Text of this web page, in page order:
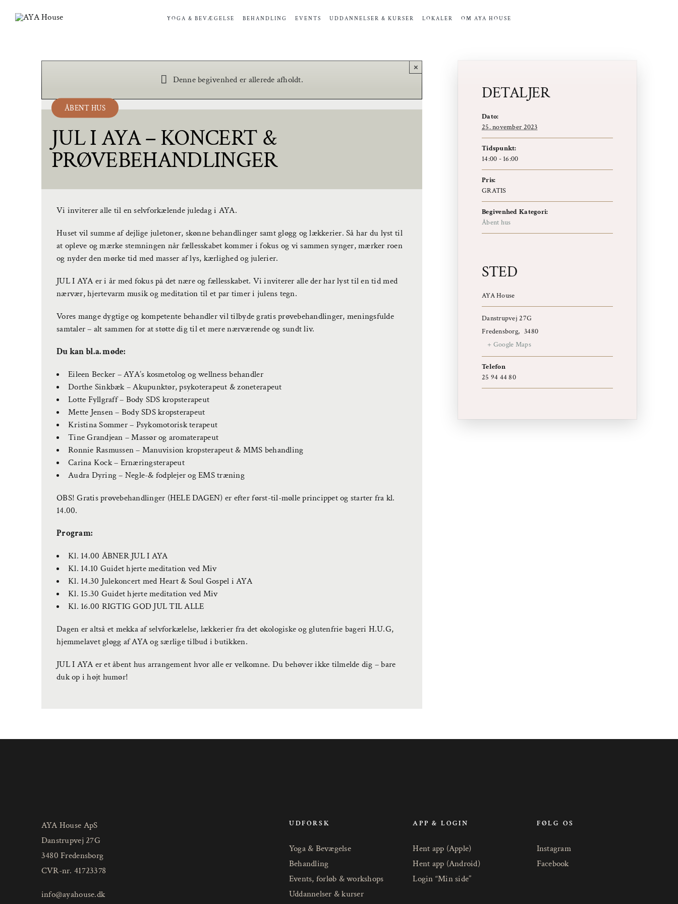
YOGA & BEVÆGELSE BEHANDLING EVENTS UDDANNELSER & KURSER LOKALER OM AYA HOUSE
Denne begivenhed er allerede afholdt.
×
ÅBENT HUS
JUL I AYA – KONCERT &
PRØVEBEHANDLINGER
Vi inviterer alle til en selvforkælende juledag i AYA.
Huset vil summe af dejlige juletoner, skønne behandlinger samt gløgg og lækkerier. Så har du lyst til
at opleve og mærke stemningen når fællesskabet kommer i fokus og vi sammen synger, mærker roen
og nyder den mørke tid med masser af lys, kærlighed og julerier.
JUL I AYA er i år med fokus på det nære og fællesskabet. Vi inviterer alle der har lyst til en tid med
nærvær, hjertevarm musik og meditation til et par timer i julens tegn.
Vores mange dygtige og kompetente behandler vil tilbyde gratis prøvebehandlinger, meningsfulde
samtaler – alt sammen for at støtte dig til et mere nærværende og sundt liv.
Du kan bl.a. møde:
Eileen Becker – AYA’s kosmetolog og wellness behandler
Dorthe Sinkbæk – Akupunktør, psykoterapeut & zoneterapeut
Lotte Fyllgraff – Body SDS kropsterapeut
Mette Jensen – Body SDS kropsterapeut
Kristina Sommer – Psykomotorisk terapeut
Tine Grandjean – Massør og aromaterapeut
Ronnie Rasmussen – Manuvision kropsterapeut & MMS behandling
Carina Kock – Ernæringsterapeut
Audra Dyring – Negle-& fodplejer og EMS træning
OBS! Gratis prøvebehandlinger (HELE DAGEN) er efter først-til-mølle princippet og starter fra kl.
14.00.
Program:
Kl. 14.00 ÅBNER JUL I AYA
Kl. 14.10 Guidet hjerte meditation ved Miv
Kl. 14.30 Julekoncert med Heart & Soul Gospel i AYA
Kl. 15.30 Guidet hjerte meditation ved Miv
Kl. 16.00 RIGTIG GOD JUL TIL ALLE
Dagen er altså et mekka af selvforkælelse, lækkerier fra det økologiske og glutenfrie bageri H.U.G,
hjemmelavet gløgg af AYA og særlige tilbud i butikken.
JUL I AYA er et åbent hus arrangement hvor alle er velkomne. Du behøver ikke tilmelde dig – bare
duk op i højt humør!
DETALJER
Dato:
25. november 2023
Tidspunkt:
14:00 - 16:00
Pris:
GRATIS
Begivenhed Kategori:
Åbent hus
STED
AYA House
Danstrupvej 27G
Fredensborg, 3480
+ Google Maps
Telefon
25 94 44 80
AYA House ApS
Danstrupvej 27G
3480 Fredensborg
CVR-nr. 41723378
info@ayahouse.dk
UDFORSK
Yoga & Bevægelse
Behandling
Events, forløb & workshops
Uddannelser & kurser
APP & LOGIN
Hent app (Apple)
Hent app (Android)
Login “Min side”
FØLG OS
Instagram
Facebook